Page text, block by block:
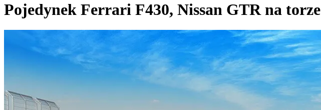
Pojedynek Ferrari F430, Nissan GTRna torze